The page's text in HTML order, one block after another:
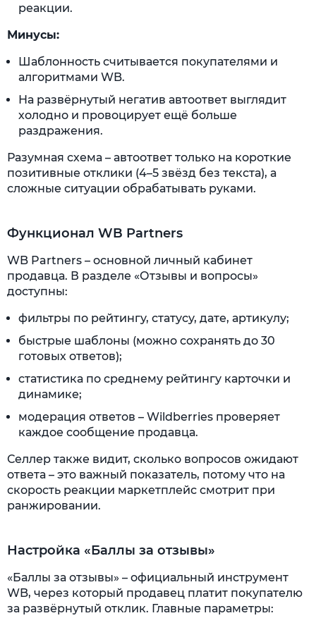
реакции.
Минусы:
Шаблонность считывается покупателями и
алгоритмами WB.
На развёрнутый негатив автоответ выглядит
холодно и провоцирует ещё больше
раздражения.
Разумная схема – автоответ только на короткие
позитивные отклики (4–5 звёзд без текста), а
сложные ситуации обрабатывать руками.
Функционал WB Partners
WB Partners – основной личный кабинет
продавца. В разделе «Отзывы и вопросы»
доступны:
фильтры по рейтингу, статусу, дате, артикулу;
быстрые шаблоны (можно сохранять до 30
готовых ответов);
статистика по среднему рейтингу карточки и
динамике;
модерация ответов – Wildberries проверяет
каждое сообщение продавца.
Селлер также видит, сколько вопросов ожидают
ответа – это важный показатель, потому что на
скорость реакции маркетплейс смотрит при
ранжировании.
Настройка «Баллы за отзывы»
«Баллы за отзывы» – официальный инструмент
WB, через который продавец платит покупателю
за развёрнутый отклик. Главные параметры: